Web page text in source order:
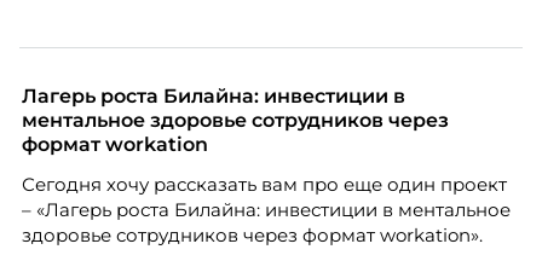
Лагерь роста Билайна: инвестиции в
ментальное здоровье сотрудников через
формат workation
Сегодня хочу рассказать вам про еще один проект
– «Лагерь роста Билайна: инвестиции в ментальное
здоровье сотрудников через формат workation».